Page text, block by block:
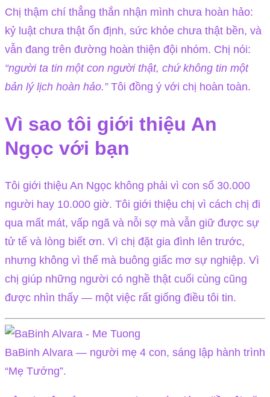
Chị thậm chí thẳng thắn nhận mình chưa hoàn hảo:
kỷ luật chưa thật ổn định, sức khỏe chưa thật bền, và
vẫn đang trên đường hoàn thiện đội nhóm. Chị nói:
“người ta tin một con người thật, chứ không tin một
bản lý lịch hoàn hảo.”Tôi đồng ý với chị hoàn toàn.
Vì sao tôi giới thiệu An
Ngọc với bạn
Tôi giới thiệu An Ngọc không phải vì con số 30.000
người hay 10.000 giờ. Tôi giới thiệu chị vì cách chị đi
qua mất mát, vấp ngã và nỗi sợ mà vẫn giữ được sự
tử tế và lòng biết ơn. Vì chị đặt gia đình lên trước,
nhưng không vì thế mà buông giấc mơ sự nghiệp. Vì
chị giúp những người có nghề thật cuối cùng cũng
được nhìn thấy — một việc rất giống điều tôi tin.
BaBinh Alvara — người mẹ 4 con, sáng lập hành trình
“Mẹ Tướng”.